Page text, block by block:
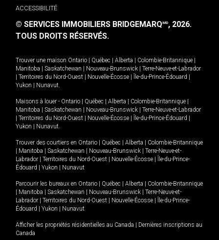
ACCESSIBILITÉ
© SERVICES IMMOBILIERS BRIDGEMARQMD, 2026.
TOUS DROITS RÉSERVÉS.
Trouver une maison Ontario Québec Alberta Colombie-Britannique
Manitoba
Saskatchewan Nouveau-Brunswick
Terre-Neuve-et-Labrador
Territoires du Nord-Ouest Nouvelle-Écosse Île-du-Prince-Édouard
Yukon
Nunavut.
Maisons à louer - Ontario Québec Alberta Colombie-Britannique
Manitoba
Saskatchewan Nouveau-Brunswick
Terre-Neuve-et-Labrador
Territoires du Nord-Ouest Nouvelle-Écosse Île-du-Prince-Édouard
Yukon
Nunavut.
Trouver des courtiers en Ontario Québec Alberta
Colombie-Britannique
Manitoba Saskatchewan Nouveau-Brunswick
Terre-Neuve-et-
Labrador
Territoires du Nord-Ouest Nouvelle-Écosse
Île-du-Prince-
Édouard
Yukon Nunavut
Parcourir les bureaux en Ontario Québec Alberta
Colombie-Britannique
Manitoba Saskatchewan Nouveau-Brunswick
Terre-Neuve-et-
Labrador
Territoires du Nord-Ouest Nouvelle-Écosse
Île-du-Prince-
Édouard
Yukon Nunavut
Afficher les propriétés résidentielles au Canada
Dernières inscriptions au
Canada